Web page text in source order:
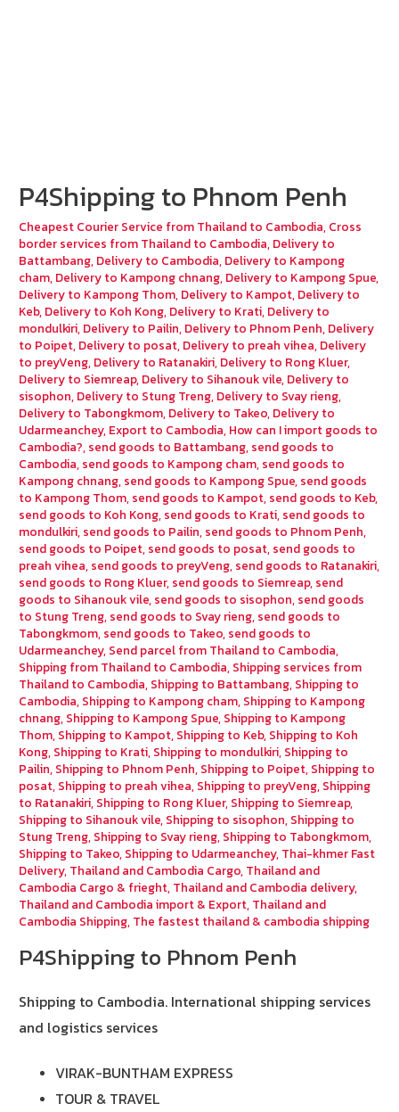
P4Shipping to Phnom Penh
Cheapest Courier Service from Thailand to Cambodia, Cross
border services from Thailand to Cambodia, Delivery to
Battambang, Delivery to Cambodia, Delivery to Kampong
cham, Delivery to Kampong chnang, Delivery to Kampong Spue,
Delivery to Kampong Thom, Delivery to Kampot, Delivery to
Keb, Delivery to Koh Kong, Delivery to Krati, Delivery to
mondulkiri, Delivery to Pailin, Delivery to Phnom Penh, Delivery
to Poipet, Delivery to posat, Delivery to preah vihea, Delivery
to preyVeng, Delivery to Ratanakiri, Delivery to Rong Kluer,
Delivery to Siemreap, Delivery to Sihanouk vile, Delivery to
sisophon, Delivery to Stung Treng, Delivery to Svay rieng,
Delivery to Tabongkmom, Delivery to Takeo, Delivery to
Udarmeanchey, Export to Cambodia, How can I import goods to
Cambodia?, send goods to Battambang, send goods to
Cambodia, send goods to Kampong cham, send goods to
Kampong chnang, send goods to Kampong Spue, send goods
to Kampong Thom, send goods to Kampot, send goods to Keb,
send goods to Koh Kong, send goods to Krati, send goods to
mondulkiri, send goods to Pailin, send goods to Phnom Penh,
send goods to Poipet, send goods to posat, send goods to
preah vihea, send goods to preyVeng, send goods to Ratanakiri,
send goods to Rong Kluer, send goods to Siemreap, send
goods to Sihanouk vile, send goods to sisophon, send goods
to Stung Treng, send goods to Svay rieng, send goods to
Tabongkmom, send goods to Takeo, send goods to
Udarmeanchey, Send parcel from Thailand to Cambodia,
Shipping from Thailand to Cambodia, Shipping services from
Thailand to Cambodia, Shipping to Battambang, Shipping to
Cambodia, Shipping to Kampong cham, Shipping to Kampong
chnang, Shipping to Kampong Spue, Shipping to Kampong
Thom, Shipping to Kampot, Shipping to Keb, Shipping to Koh
Kong, Shipping to Krati, Shipping to mondulkiri, Shipping to
Pailin, Shipping to Phnom Penh, Shipping to Poipet, Shipping to
posat, Shipping to preah vihea, Shipping to preyVeng, Shipping
to Ratanakiri, Shipping to Rong Kluer, Shipping to Siemreap,
Shipping to Sihanouk vile, Shipping to sisophon, Shipping to
Stung Treng, Shipping to Svay rieng, Shipping to Tabongkmom,
Shipping to Takeo, Shipping to Udarmeanchey, Thai-khmer Fast
Delivery, Thailand and Cambodia Cargo, Thailand and
Cambodia Cargo & frieght, Thailand and Cambodia delivery,
Thailand and Cambodia import & Export, Thailand and
Cambodia Shipping, The fastest thailand & cambodia shipping
P4Shipping to Phnom Penh
Shipping to Cambodia. International shipping services
and logistics services
VIRAK-BUNTHAM EXPRESS
TOUR & TRAVEL